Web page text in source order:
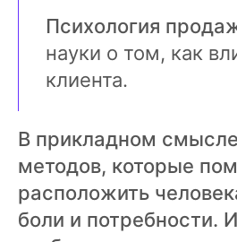
Психология
науки о том, как
клиента.
В прикладном
методов, которые
расположить
боли и потребности.